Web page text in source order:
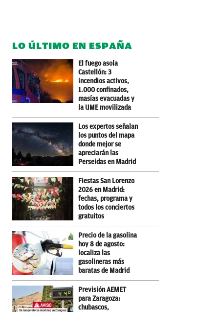
LO ÚLTIMO EN ESPAÑA
El fuego asola
Castellón: 3
incendios activos,
1.000 confinados,
masías evacuadas y
la UME movilizada
Los expertos señalan
los puntos del mapa
donde mejor se
apreciarán las
Perseidas en Madrid
Fiestas San Lorenzo
2026 en Madrid:
fechas, programa y
todos los conciertos
gratuitos
Precio de la gasolina
hoy 8 de agosto:
localiza las
gasolineras más
baratas de Madrid
Previsión AEMET
para Zaragoza:
chubascos,